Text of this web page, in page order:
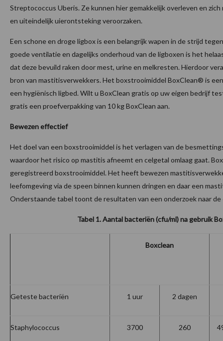
Streptococcus Uberis. Ze kunnen hier gemakkelijk overleven en
en uiteindelijk uierontsteking veroorzaken.
Een schone en droge ligbox is een belangrijk wapen in de strijd
goede ventilatie en dagelijks onderhoud van de ligboxen is het
dat deze bevuild raken door mest, urine en melkresten. Hierdoor
bron van mastitisverwekkers. Het boxstrooimiddel BoxClean® is
een hygiënisch ligbed. Wilt u BoxClean gratis op uw eigen bedrijf
gratis een proefverpakking van 10 kg BoxClean aan.
Bewezen effectief
Het doel van een boxstrooimiddel is het verlagen van de
waardoor het risico op mastitis afneemt en celgetal omlaag gaat.
geregistreerd boxstrooimiddel. Het heeft bewezen
leefomgeving via de speen binnen kunnen dringen en daar een
Onderstaande tabel toont de resultaten van een onderzoek naar
Tabel 1. Aantal bacteriën (cfu/ml) na gebruik
Boxclean
Geteste bacteriën 1 uur 2 dagen
Staphylococcus 3700 260